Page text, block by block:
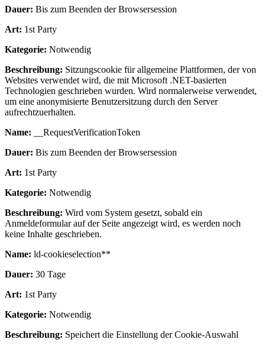
Dauer: Bis zum Beenden der Browsersession
Art: 1st Party
Kategorie: Notwendig
Beschreibung: Sitzungscookie für allgemeine Plattformen, der von
Websites verwendet wird, die mit Microsoft .NET-basierten
Technologien geschrieben wurden. Wird normalerweise verwendet,
um eine anonymisierte Benutzersitzung durch den Server
aufrechtzuerhalten.
Name: __RequestVerificationToken
Dauer: Bis zum Beenden der Browsersession
Art: 1st Party
Kategorie: Notwendig
Beschreibung: Wird vom System gesetzt, sobald ein
Anmeldeformular auf der Seite angezeigt wird, es werden noch
keine Inhalte geschrieben.
Name: ld-cookieselection**
Dauer: 30 Tage
Art: 1st Party
Kategorie: Notwendig
Beschreibung: Speichert die Einstellung der Cookie-Auswahl